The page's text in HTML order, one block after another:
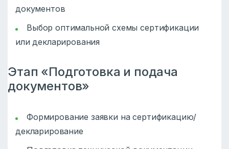
документов
Выбор оптимальной схемы сертификации
или декларирования
Этап «Подготовка и подача
документов»
Формирование заявки на сертификацию/
декларирование